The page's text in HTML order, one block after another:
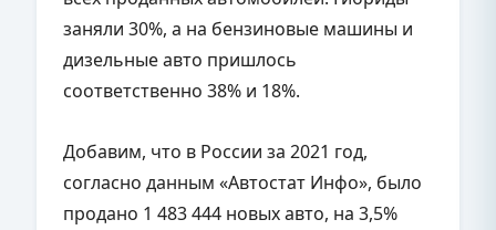
заняли 30%, а на бензиновые машины и
дизельные авто пришлось
соответственно 38% и 18%.
Добавим, что в России за 2021 год,
согласно данным «Автостат Инфо», было
продано 1 483 444 новых авто, на 3,5%